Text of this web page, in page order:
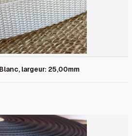
largeur: 25,00mm